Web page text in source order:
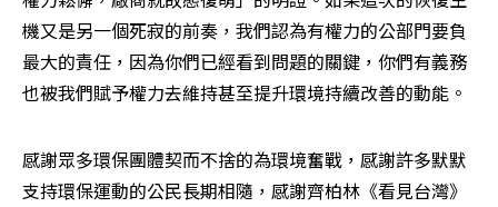
機又是另一個死寂的前奏，我們認為有權力的公部門要負
最大的責任，因為你們已經看到問題的關鍵，你們有義務
也被我們賦予權力去維持甚至提升環境持續改善的動能。
感謝眾多環保團體契而不捨的為環境奮戰，感謝許多默默
支持環保運動的公民長期相隨，感謝齊柏林《看見台灣》